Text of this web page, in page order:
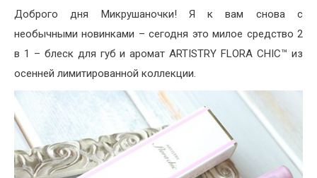
Недвижимость
Доброго дня Микрушаночки! Я к вам снова с
необычными новинками – сегодня это милое средство 2
в 1 – блеск для губ и аромат ARTISTRY FLORA CHIC™ из
осенней лимитированной коллекции.